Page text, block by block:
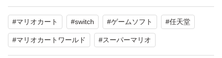
よろしくお願いいたします。
#マリオカート #switch #ゲームソフト #任天堂
#マリオカートワールド #スーパーマリオ